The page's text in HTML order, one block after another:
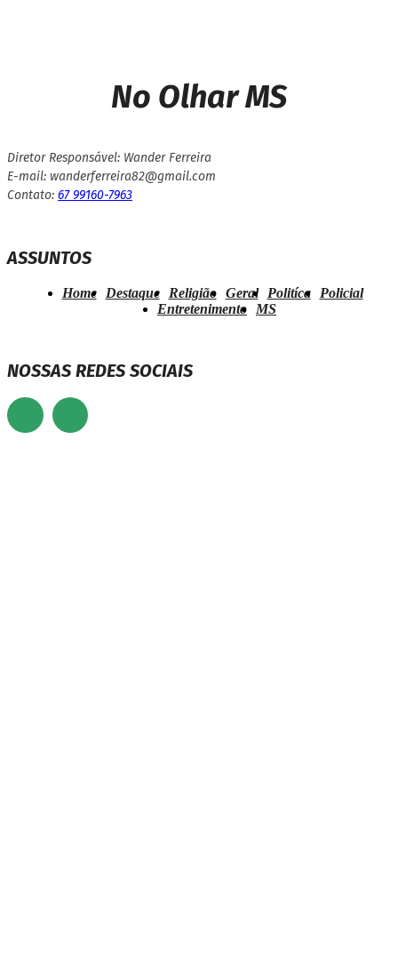
No Olhar MS
Diretor Responsável: Wander Ferreira
E-mail: wanderferreira82@gmail.com
Contato: 67 99160-7963
ASSUNTOS
Home Destaque Religião Geral Politíca
Policial
Entretenimento
MS
NOSSAS REDES SOCIAIS